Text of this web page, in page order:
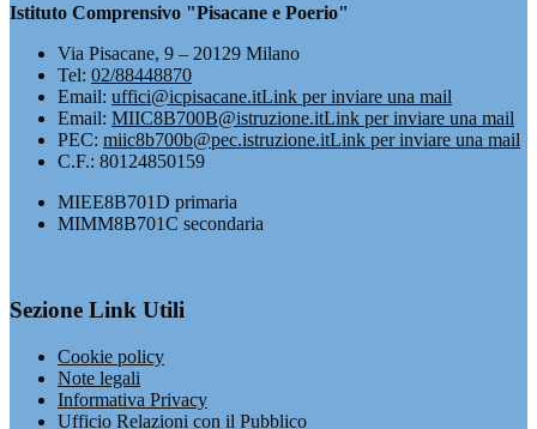
Istituto Comprensivo "Pisacane e Poerio"
Via Pisacane, 9 – 20129 Milano
Tel: 02/88448870
Email: uffici@icpisacane.itLink per inviare una mail
Email: MIIC8B700B@istruzione.itLink per inviare una mail
PEC: miic8b700b@pec.istruzione.itLink per inviare una mail
C.F.: 80124850159
MIEE8B701D primaria
MIMM8B701C secondaria
Sezione Link Utili
Cookie policy
Note legali
Informativa Privacy
Ufficio Relazioni con il Pubblico